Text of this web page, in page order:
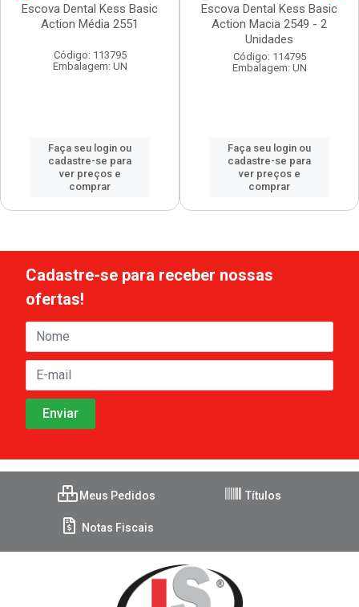
Escova Dental Kess Basic
Action Média 2551
Código: 113795
Embalagem: UN
Faça seu login ou
cadastre-se para
ver preços e
comprar
Escova Dental Kess Basic
Action Macia 2549 - 2
Unidades
Código: 114795
Embalagem: UN
Faça seu login ou
cadastre-se para
ver preços e
comprar
Cadastre-se para receber nossas
ofertas!
Meus Pedidos Títulos
Notas Fiscais